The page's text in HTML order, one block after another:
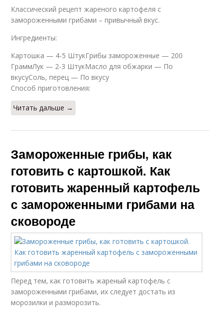
Классический рецепт жареного картофеля с
замороженными грибами – привычный вкус.
Ингредиенты:
Картошка — 4-5 ШтукГрибы замороженные — 200
ГраммЛук — 2-3 ШтукМасло для обжарки — По
вкусуСоль, перец — По вкусу
Способ приготовления:
Читать дальше →
Замороженные грибы, как
готовить с картошкой. Как
готовить жаренный картофель
с замороженными грибами на
сковороде
Перед тем, как готовить жареный картофель с
замороженными грибами, их следует достать из
морозилки и разморозить.